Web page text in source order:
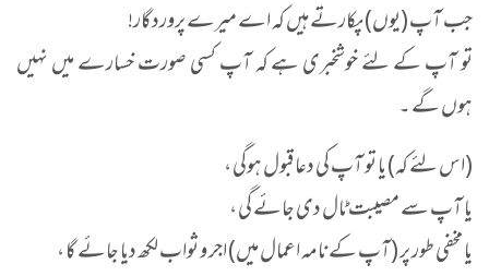
جب آپ (یوں) پکارتے ہیں کہ اے میرے پروردگار!
تو آپ کے لئے خوشخبری ہے کہ آپ کسی صورت خسارے میں نہیں
ہوں گے ۔
(اس لئے کہ) یا تو آپ کی دعا قبول ہوگی ،
یا آپ سے مصیبت ٹال دی جائے گی ،
یا مخفی طور پر (آپ کے نامہ اعمال میں) اجر و ثواب لکھ دیا جائے گا ،